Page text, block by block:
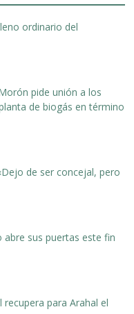
ordinario del
pide unión a los
de biogás en término
de ser concejal, pero
abre sus puertas este fin
para Arahal el